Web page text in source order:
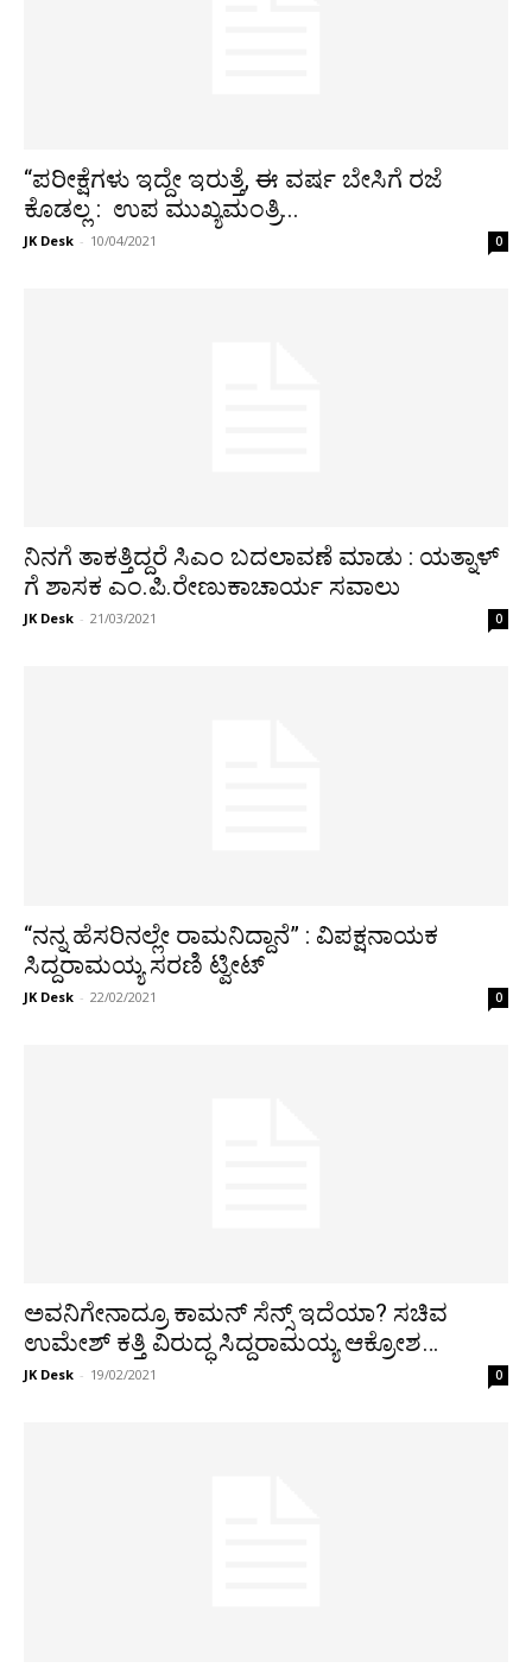
“ಪರೀಕ್ಷೆಗಳು ಇದ್ದೇ ಇರುತ್ತೆ, ಈ ವರ್ಷ ಬೇಸಿಗೆ ರಜೆ
ಕೊಡಲ್ಲ : ಉಪ ಮುಖ್ಯಮಂತ್ರಿ...
JK Desk - 10/04/2021 0
ನಿನಗೆ ತಾಕತ್ತಿದ್ದರೆ ಸಿಎಂ ಬದಲಾವಣೆ ಮಾಡು : ಯತ್ನಾಳ್
ಗೆ ಶಾಸಕ ಎಂ.ಪಿ.ರೇಣುಕಾಚಾರ್ಯ ಸವಾಲು
JK Desk - 21/03/2021 0
“ನನ್ನ ಹೆಸರಿನಲ್ಲೇ ರಾಮನಿದ್ದಾನೆ” : ವಿಪಕ್ಷನಾಯಕ
ಸಿದ್ದರಾಮಯ್ಯ ಸರಣಿ ಟ್ವೀಟ್
JK Desk - 22/02/2021 0
ಅವನಿಗೇನಾದ್ರೂ ಕಾಮನ್ ಸೆನ್ಸ್ ಇದೆಯಾ? ಸಚಿವ
ಉಮೇಶ್ ಕತ್ತಿ ವಿರುದ್ಧ ಸಿದ್ದರಾಮಯ್ಯ ಆಕ್ರೋಶ…
JK Desk - 19/02/2021 0